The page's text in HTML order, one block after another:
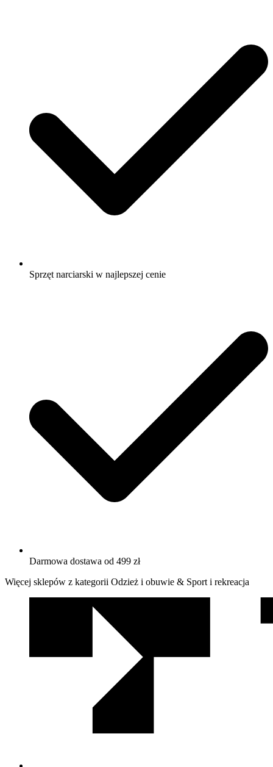
Sprzęt narciarski w najlepszej cenie
Darmowa dostawa od 499 zł
Więcej sklepów z kategorii Odzież i obuwie & Sport i rekreacja